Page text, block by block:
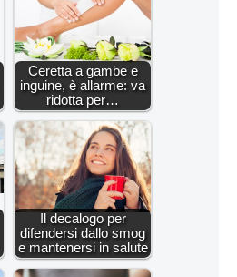
Ceretta a gambe e
inguine, è allarme: va
ridotta per…
Il decalogo per
difendersi dallo smog
e mantenersi in salute